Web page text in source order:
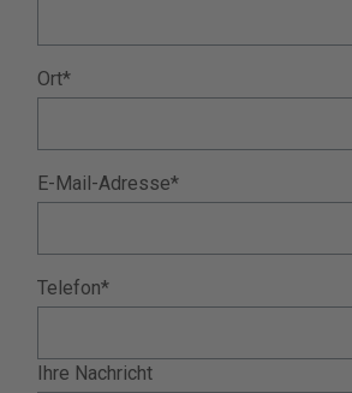
Ort*
E-Mail-Adresse*
Telefon*
Ihre Nachricht